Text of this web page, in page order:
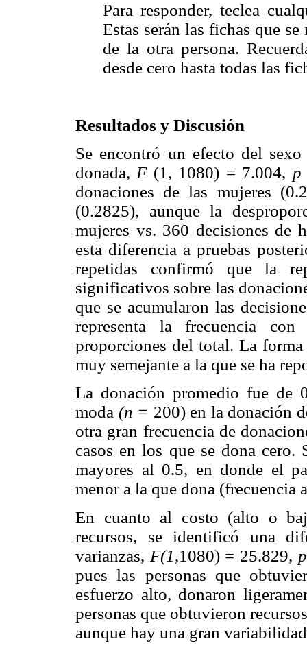
Para responder, teclea
Estas serán las fichas que
de la otra persona.
desde cero hasta todas las
Resultados y Discusión
Se encontró un efecto del
donada, F(1, 1080) = 7.004, p
donaciones de las mujeres
(0.2825), aunque la
mujeres vs. 360 decisiones de
esta diferencia a pruebas
repetidas confirmó que la
significativos sobre las
que se acumularon las
representa la frecuencia
proporciones del total. La
muy semejante a la que se ha
La donación promedio fue de
moda (n = 200) en la donación
otra gran frecuencia de
casos en los que se dona cero.
mayores al 0.5, en donde el
menor a la que dona (frecuencia
En cuanto al costo (alto o
recursos, se identificó una
varianzas, F(1,1080) = 25.829, p
pues las personas que
esfuerzo alto, donaron
personas que obtuvieron
aunque hay una gran